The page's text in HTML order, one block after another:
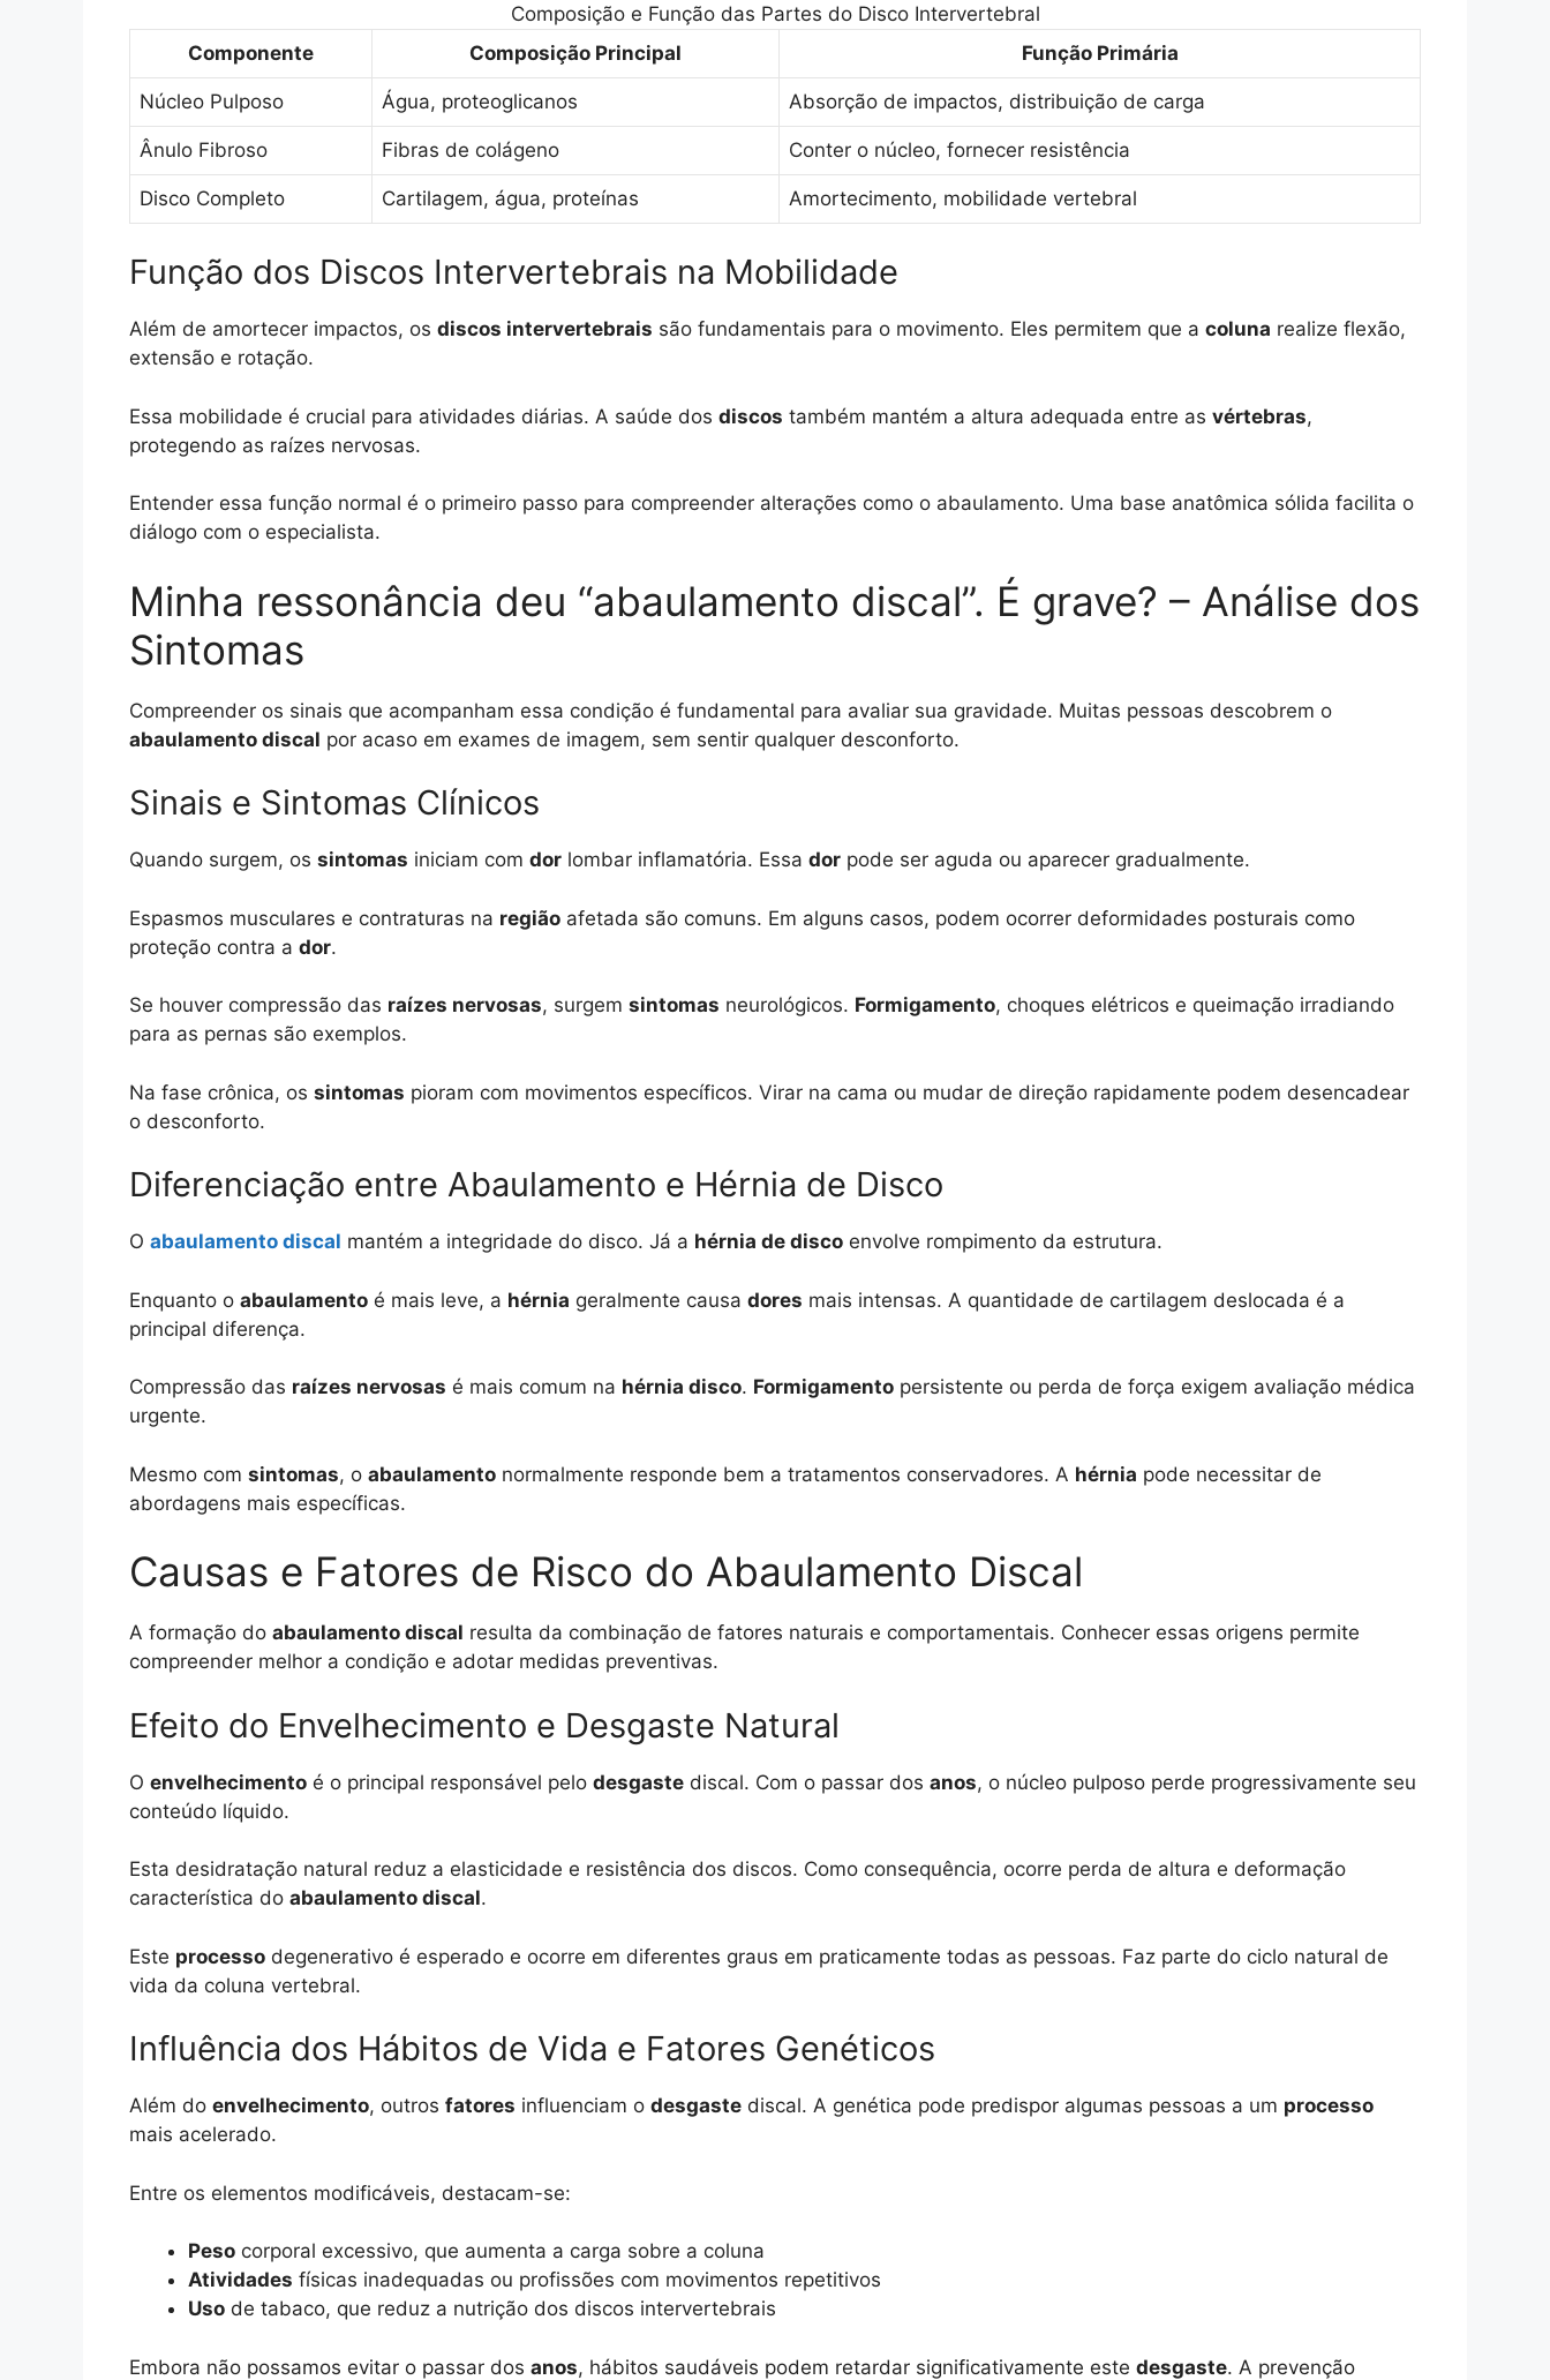
Composição e Função das Partes do Disco Intervertebral
Componente
Composição Principal Função Primária
Núcleo Pulposo Água, proteoglicanos Absorção de impactos, distribuição de carga
Ânulo Fibroso Fibras de colágeno Conter o núcleo, fornecer resistência
Disco Completo Cartilagem, água, proteínas Amortecimento, mobilidade vertebral
Função dos Discos Intervertebrais na Mobilidade
Além de amortecer impactos, os discos intervertebrais são fundamentais para o movimento. Eles permitem que a coluna realize flexão,
extensão e rotação.
Essa mobilidade é crucial para atividades diárias. A saúde dos discos também mantém a altura adequada entre as vértebras,
protegendo as raízes nervosas.
Entender essa função normal é o primeiro passo para compreender alterações como o abaulamento. Uma base anatômica sólida facilita o
diálogo com o especialista.
Minha ressonância deu “abaulamento discal”. É grave? – Análise dos
Sintomas
Compreender os sinais que acompanham essa condição é fundamental para avaliar sua gravidade. Muitas pessoas descobrem o
abaulamento discal por acaso em exames de imagem, sem sentir qualquer desconforto.
Sinais e Sintomas Clínicos
Quando surgem, os sintomas iniciam com dor lombar inflamatória. Essa dor pode ser aguda ou aparecer gradualmente.
Espasmos musculares e contraturas na região afetada são comuns. Em alguns casos, podem ocorrer deformidades posturais como
proteção contra a dor.
Se houver compressão das raízes nervosas, surgem sintomas neurológicos. Formigamento, choques elétricos e queimação irradiando
para as pernas são exemplos.
Na fase crônica, os sintomas pioram com movimentos específicos. Virar na cama ou mudar de direção rapidamente podem desencadear
o desconforto.
Diferenciação entre Abaulamento e Hérnia de Disco
O abaulamento discal mantém a integridade do disco. Já a hérnia de disco envolve rompimento da estrutura.
Enquanto o abaulamento é mais leve, a hérnia geralmente causa dores mais intensas. A quantidade de cartilagem deslocada é a
principal diferença.
Compressão das raízes nervosas é mais comum na hérnia disco. Formigamento persistente ou perda de força exigem avaliação médica
urgente.
Mesmo com sintomas, o abaulamento normalmente responde bem a tratamentos conservadores. A hérnia pode necessitar de
abordagens mais específicas.
Causas e Fatores de Risco do Abaulamento Discal
A formação do abaulamento discal resulta da combinação de fatores naturais e comportamentais. Conhecer essas origens permite
compreender melhor a condição e adotar medidas preventivas.
Efeito do Envelhecimento e Desgaste Natural
O envelhecimento é o principal responsável pelo desgaste discal. Com o passar dos anos, o núcleo pulposo perde progressivamente seu
conteúdo líquido.
Esta desidratação natural reduz a elasticidade e resistência dos discos. Como consequência, ocorre perda de altura e deformação
característica do abaulamento discal.
Este processo degenerativo é esperado e ocorre em diferentes graus em praticamente todas as pessoas. Faz parte do ciclo natural de
vida da coluna vertebral.
Influência dos Hábitos de Vida e Fatores Genéticos
Além do envelhecimento, outros fatores influenciam o desgaste discal. A genética pode predispor algumas pessoas a um processo
mais acelerado.
Entre os elementos modificáveis, destacam-se:
Peso corporal excessivo, que aumenta a carga sobre a coluna
Atividades físicas inadequadas ou profissões com movimentos repetitivos
Uso de tabaco, que reduz a nutrição dos discos intervertebrais
Embora não possamos evitar o passar dos anos, hábitos saudáveis podem retardar significativamente este desgaste. A prevenção